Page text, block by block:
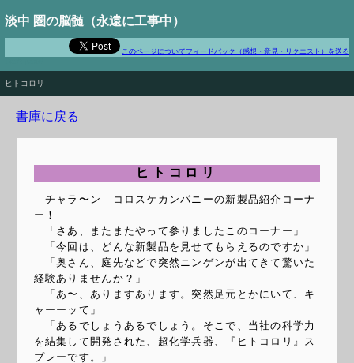
淡中 圏の脳髄（永遠に工事中）
このページについてフィードバック（感想・意見・リクエスト）を送る
ヒトコロリ
書庫に戻る
ヒトコロリ
チャラ〜ン コロスケカンパニーの新製品紹介コーナ
ー！
「さあ、またまたやって参りましたこのコーナー」
「今回は、どんな新製品を見せてもらえるのですか」
「奥さん、庭先などで突然ニンゲンが出てきて驚いた
経験ありませんか？」
「あ〜、ありますあります。突然足元とかにいて、キ
ャーーッて」
「あるでしょうあるでしょう。そこで、当社の科学力
を結集して開発された、超化学兵器、『ヒトコロリ』ス
プレーです。」